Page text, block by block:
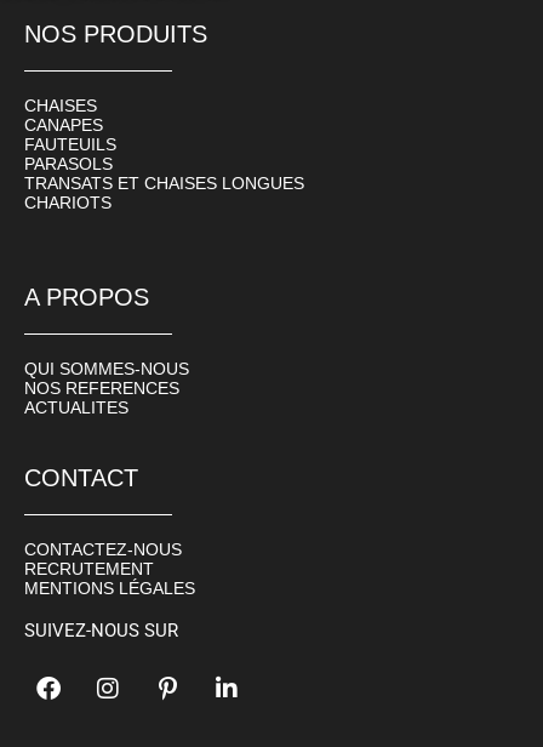
NOS PRODUITS
CHAISES
CANAPES
FAUTEUILS
PARASOLS
TRANSATS ET CHAISES LONGUES
CHARIOTS
A PROPOS
QUI SOMMES-NOUS
NOS REFERENCES
ACTUALITES
CONTACT
CONTACTEZ-NOUS
RECRUTEMENT
MENTIONS LÉGALES
SUIVEZ-NOUS SUR